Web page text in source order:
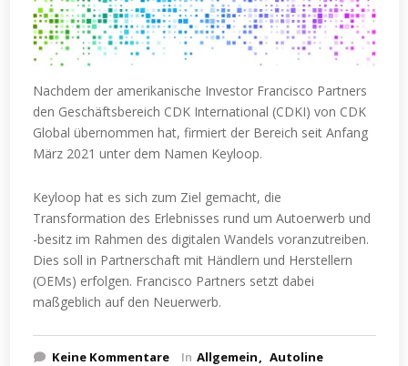
Nachdem der amerikanische Investor Francisco Partners
den Geschäftsbereich CDK International (CDKI) von CDK
Global übernommen hat, firmiert der Bereich seit Anfang
März 2021 unter dem Namen Keyloop.
Keyloop hat es sich zum Ziel gemacht, die
Transformation des Erlebnisses rund um Autoerwerb und
-besitz im Rahmen des digitalen Wandels voranzutreiben.
Dies soll in Partnerschaft mit Händlern und Herstellern
(OEMs) erfolgen. Francisco Partners setzt dabei
maßgeblich auf den Neuerwerb.
Keine Kommentare In Allgemein Autoline